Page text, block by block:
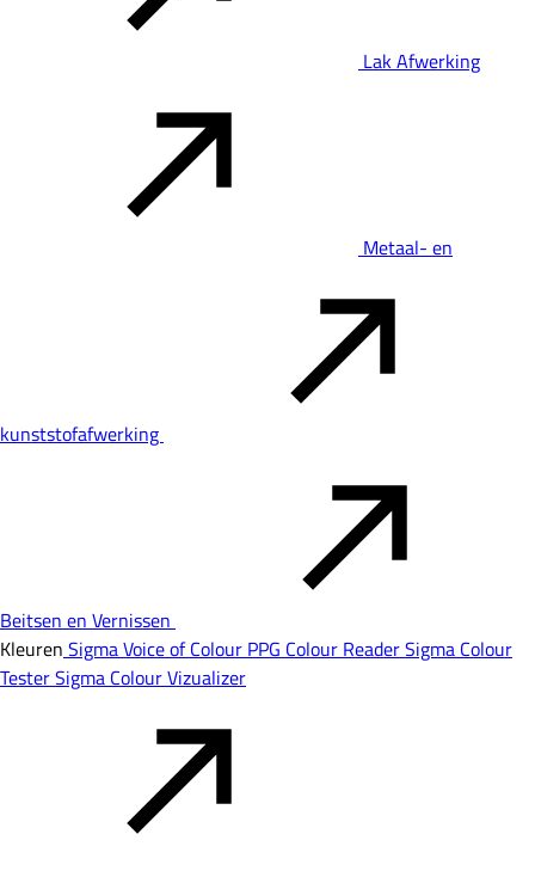
Lak Afwerking
Metaal- en
kunststofafwerking
Beitsen en Vernissen
Kleuren Sigma Voice of Colour PPG Colour ReaderSigma Colour
TesterSigma Colour Vizualizer